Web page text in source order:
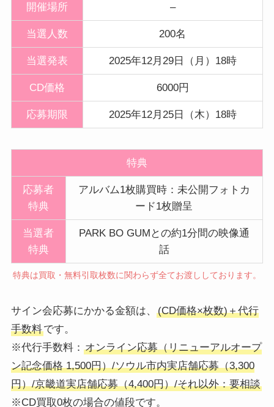
開催場所 –
当選人数 200名
当選発表 2025年12月29日（月）18時
CD価格 6000円
応募期限 2025年12月25日（木）18時
特典
応募者
特典
アルバム1枚購買時：未公開フォトカ
ード1枚贈呈
当選者
特典
PARK BO GUMとの約1分間の映像通
話
特典は買取・無料引取枚数に関わらず全てお渡ししております。
サイン会応募にかかる金額は、
(CD価格×枚数)＋代行
手数料です。
※代行手数料： オンライン応募（リニューアルオープ
ン記念価格 1,500円）/ソウル市内実店舗応募（3,300
円）/京畿道実店舗応募（4,400円）/それ以外：要相談
※CD買取0枚の場合の値段です。